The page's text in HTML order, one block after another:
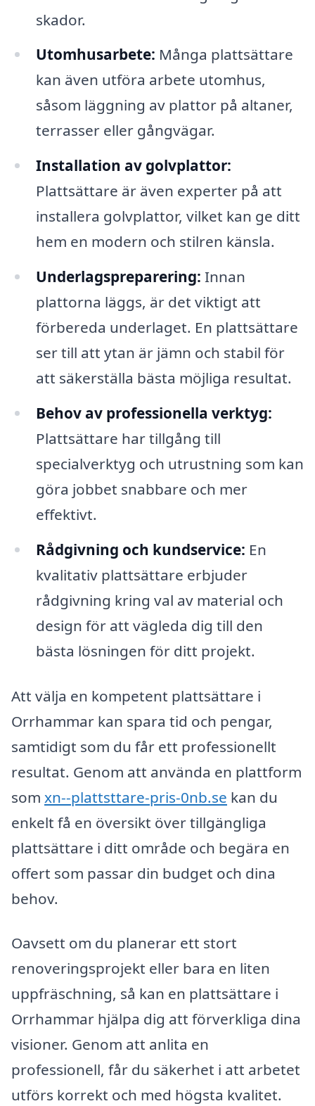
skador.
Utomhusarbete: Många plattsättare
kan även utföra arbete utomhus,
såsom läggning av plattor på altaner,
terrasser eller gångvägar.
Installation av golvplattor:
Plattsättare är även experter på att
installera golvplattor, vilket kan ge ditt
hem en modern och stilren känsla.
Underlagspreparering: Innan
plattorna läggs, är det viktigt att
förbereda underlaget. En plattsättare
ser till att ytan är jämn och stabil för
att säkerställa bästa möjliga resultat.
Behov av professionella verktyg:
Plattsättare har tillgång till
specialverktyg och utrustning som kan
göra jobbet snabbare och mer
effektivt.
Rådgivning och kundservice: En
kvalitativ plattsättare erbjuder
rådgivning kring val av material och
design för att vägleda dig till den
bästa lösningen för ditt projekt.
Att välja en kompetent plattsättare i
Orrhammar kan spara tid och pengar,
samtidigt som du får ett professionellt
resultat. Genom att använda en plattform
som xn--plattsttare-pris-0nb.se kan du
enkelt få en översikt över tillgängliga
plattsättare i ditt område och begära en
offert som passar din budget och dina
behov.
Oavsett om du planerar ett stort
renoveringsprojekt eller bara en liten
uppfräschning, så kan en plattsättare i
Orrhammar hjälpa dig att förverkliga dina
visioner. Genom att anlita en
professionell, får du säkerhet i att arbetet
utförs korrekt och med högsta kvalitet.